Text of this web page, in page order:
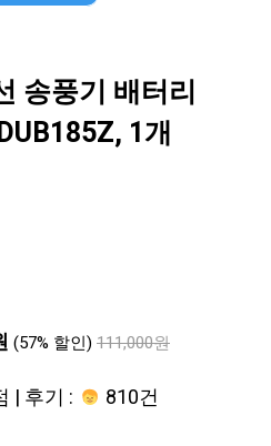
송풍기 배터리
1개
(57% 할인) 111,000원
| 후기 : 810건